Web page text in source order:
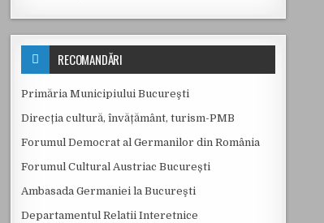
RECOMANDĂRI
Primăria Municipiului Bucureşti
Direcția cultură, învățământ, turism-PMB
Forumul Democrat al Germanilor din România
Forumul Cultural Austriac București
Ambasada Germaniei la Bucureşti
Departamentul Relatii Interetnice